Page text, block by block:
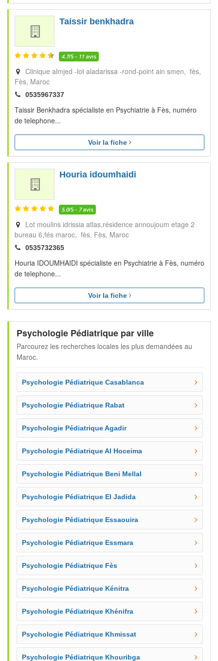
Taissir benkhadra
4.7/5 - 11 avis
Clinique almjed -lot aladarissa -rond-point ain smen, fès
Fès Maroc
0535967337
Taissir Benkhadra spécialiste en Psychiatrie à Fès, numéro
de telephone...
Voir la fiche
Houria idoumhaidi
5.0/5 - 7avis
Lot moulins idrissia atlas,résidence annoujoum etage 2
bureau 6,fés maroc, fès Fès Maroc
0535732365
Houria IDOUMHAIDI spécialiste en Psychiatrie à Fès, numéro
de telephone...
Voir la fiche
Psychologie Pédiatrique par ville
Parcourez les recherches locales les plus demandées au
Maroc.
Psychologie Pédiatrique Casablanca
Psychologie Pédiatrique Rabat
Psychologie Pédiatrique Agadir
Psychologie Pédiatrique Al Hoceima
Psychologie Pédiatrique Beni Mellal
Psychologie Pédiatrique El Jadida
Psychologie Pédiatrique Essaouira
Psychologie Pédiatrique Essmara
Psychologie Pédiatrique Fès
Psychologie Pédiatrique Kénitra
Psychologie Pédiatrique Khénifra
Psychologie Pédiatrique Khmissat
Psychologie Pédiatrique Khouribga